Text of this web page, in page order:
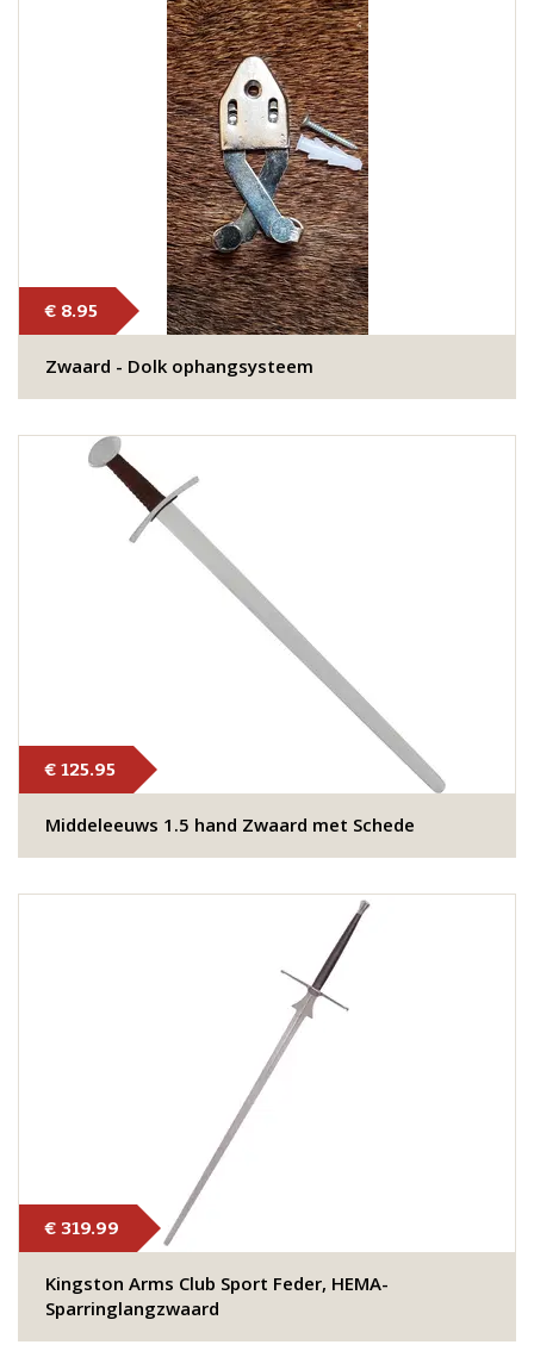
€ 8.95
Zwaard - Dolk ophangsysteem
€ 125.95
Middeleeuws 1.5 hand Zwaard met Schede
€ 319.99
Kingston Arms Club Sport Feder, HEMA-
Sparringlangzwaard